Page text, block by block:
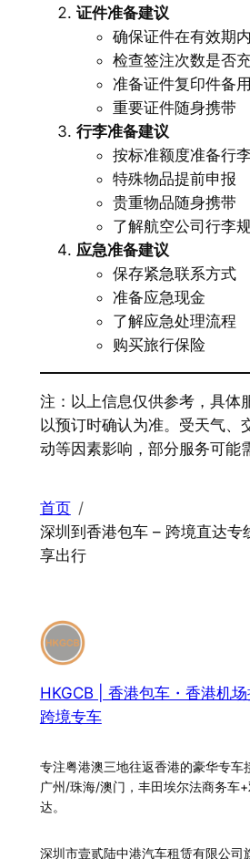
证件准备建议
确保证件在有效期内
检查签注次数是否
准备证件复印件备用
重要证件随身携带
行李准备建议
按标准额度准备行
特殊物品提前申报
贵重物品随身携带
了解航空公司行李
应急准备建议
保存紧急联系方式
准备应急现金
了解应急处理流程
购买旅行保险
注：以上信息仅供参考，具体
以预订时确认为准。受天气、
动等因素影响，部分服务可能
首页
深圳到香港包车 – 跨境直达专
享出行
HKGCB | 香港包车・香港机
跨境专车
专注粤港澳三地往返香港的豪华专车
广州/珠海/澳门，丰田埃尔法商务车
达。
深圳市壹贰陆中港汽车租赁有限公司